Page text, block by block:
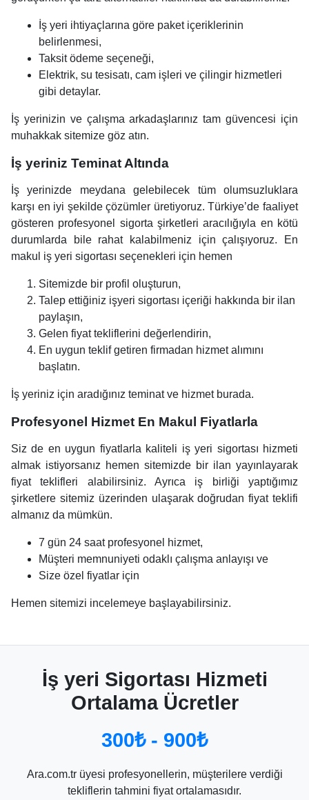
İş yeri ihtiyaçlarına göre paket içeriklerinin
belirlenmesi,
Taksit ödeme seçeneği,
Elektrik, su tesisatı, cam işleri ve çilingir hizmetleri
gibi detaylar.
İş yerinizin ve çalışma arkadaşlarınız tam güvencesi için
muhakkak sitemize göz atın.
İş yeriniz Teminat Altında
İş yerinizde meydana gelebilecek tüm olumsuzluklara
karşı en iyi şekilde çözümler üretiyoruz. Türkiye’de faaliyet
gösteren profesyonel sigorta şirketleri aracılığıyla en kötü
durumlarda bile rahat kalabilmeniz için çalışıyoruz. En
makul iş yeri sigortası seçenekleri için hemen
Sitemizde bir profil oluşturun,
Talep ettiğiniz işyeri sigortası içeriği hakkında bir ilan
paylaşın,
Gelen fiyat tekliflerini değerlendirin,
En uygun teklif getiren firmadan hizmet alımını
başlatın.
İş yeriniz için aradığınız teminat ve hizmet burada.
Profesyonel Hizmet En Makul Fiyatlarla
Siz de en uygun fiyatlarla kaliteli iş yeri sigortası hizmeti
almak istiyorsanız hemen sitemizde bir ilan yayınlayarak
fiyat teklifleri alabilirsiniz. Ayrıca iş birliği yaptığımız
şirketlere sitemiz üzerinden ulaşarak doğrudan fiyat teklifi
almanız da mümkün.
7 gün 24 saat profesyonel hizmet,
Müşteri memnuniyeti odaklı çalışma anlayışı ve
Size özel fiyatlar için
Hemen sitemizi incelemeye başlayabilirsiniz.
İş yeri Sigortası Hizmeti
Ortalama Ücretler
300₺ - 900₺
Ara.com.tr üyesi profesyonellerin, müşterilere verdiği
tekliflerin tahmini fiyat ortalamasıdır.